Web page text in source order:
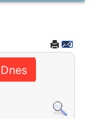
Dnes